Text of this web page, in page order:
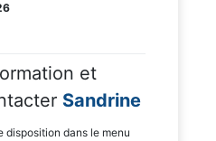
et
Sandrine
disposition dans le menu